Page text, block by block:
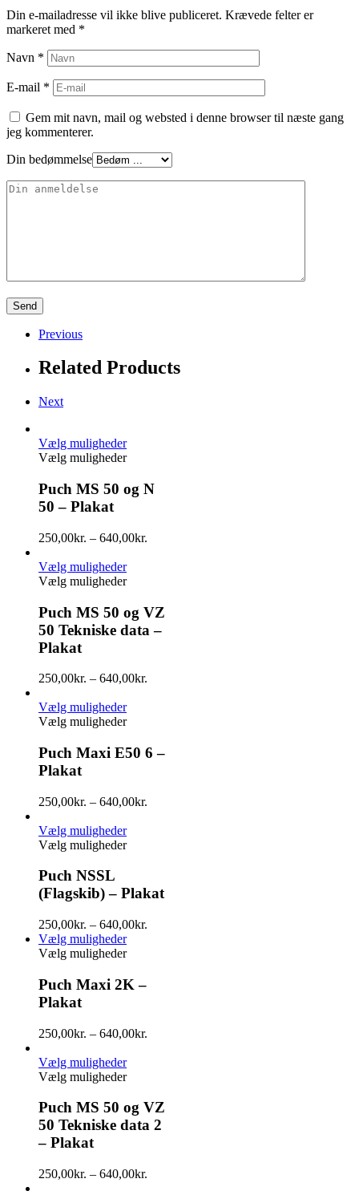
Din e-mailadresse vil ikke blive publiceret. Krævede felter er
markeret med *
Navn *
E-mail *
Gem mit navn, mail og websted i denne browser til næste gang
jeg kommenterer.
Din bedømmelse
Previous
Related Products
Next
Vælg muligheder
Vælg muligheder
Puch MS 50 og N
50 – Plakat
250,00kr. – 640,00kr.
Vælg muligheder
Vælg muligheder
Puch MS 50 og VZ
50 Tekniske data –
Plakat
250,00kr. – 640,00kr.
Vælg muligheder
Vælg muligheder
Puch Maxi E50 6 –
Plakat
250,00kr. – 640,00kr.
Vælg muligheder
Vælg muligheder
Puch NSSL
(Flagskib) – Plakat
250,00kr. – 640,00kr.
Vælg muligheder
Vælg muligheder
Puch Maxi 2K –
Plakat
250,00kr. – 640,00kr.
Vælg muligheder
Vælg muligheder
Puch MS 50 og VZ
50 Tekniske data 2
– Plakat
250,00kr. – 640,00kr.